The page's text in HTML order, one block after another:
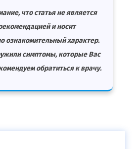
что статья не является
и носит
ознакомительный характер.
симптомы, которые Вас
обратиться к врачу.